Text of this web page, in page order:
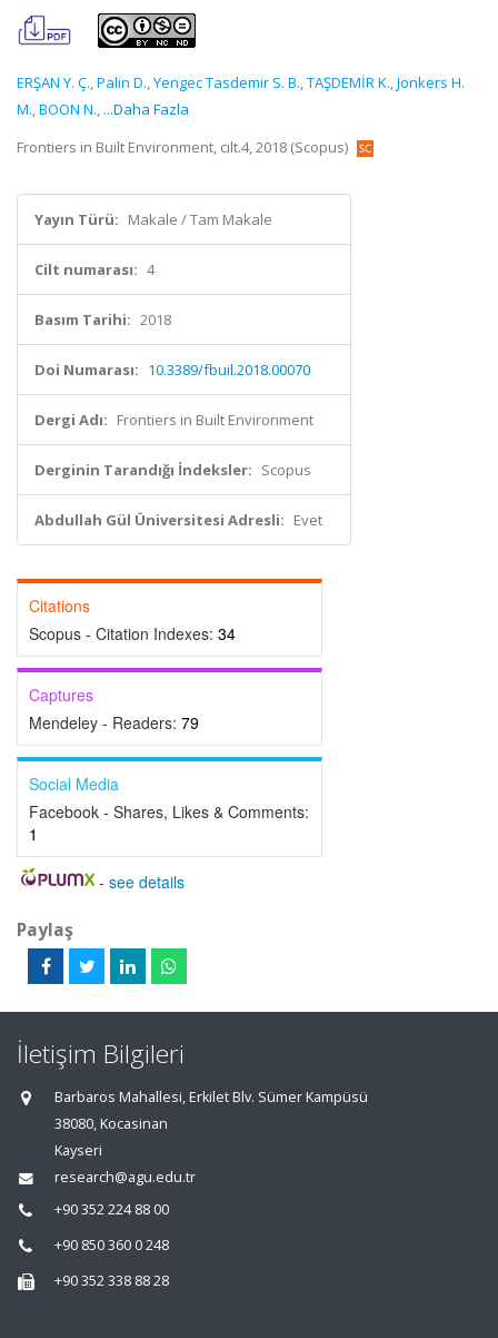
ERŞAN Y. Ç.,Palin D.,Yengec Tasdemir S. B.,TAŞDEMİR K.,Jonkers H.
M.,BOON N., ...Daha Fazla
Frontiers in Built Environment, cilt.4, 2018 (Scopus)
Yayın Türü: Makale / Tam Makale
Cilt numarası: 4
Basım Tarihi: 2018
Doi Numarası: 10.3389/fbuil.2018.00070
Dergi Adı: Frontiers in Built Environment
Derginin Tarandığı İndeksler: Scopus
Abdullah Gül Üniversitesi Adresli: Evet
Citations
Scopus - Citation Indexes: 34
Captures
Mendeley - Readers: 79
Social Media
Facebook - Shares, Likes & Comments:
1
- see details
Paylaş
İletişim Bilgileri
Barbaros Mahallesi, Erkilet Blv. Sümer Kampüsü
38080, Kocasinan
Kayseri
research@agu.edu.tr
+90 352 224 88 00
+90 850 360 0 248
+90 352 338 88 28